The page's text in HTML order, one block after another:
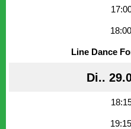
Line Dance
Di..